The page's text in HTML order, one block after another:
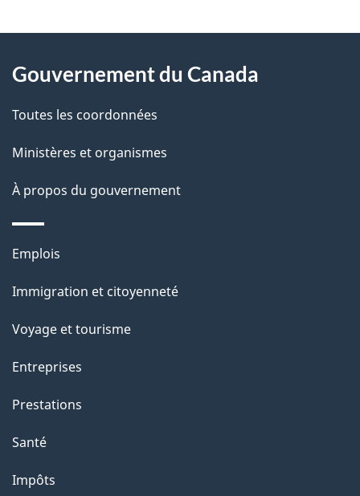
D
t
a
l
s
l
a
a
g
"
propos
ce
site
Gouvernement du Canada
Toutes les coordonnées
Ministères et organismes
À propos du gouvernement
Thèmes
sujets
Emplois
Immigration et citoyenneté
Voyage et tourisme
Entreprises
Prestations
Santé
Impôts